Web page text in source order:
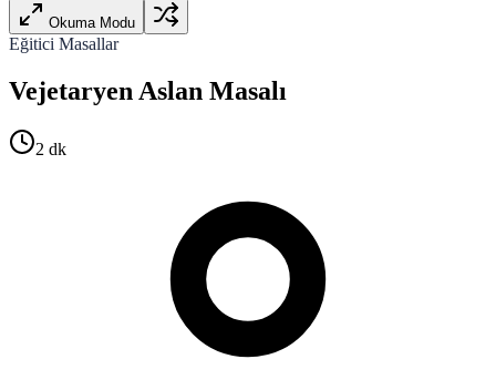
Okuma Modu
Eğitici Masallar
Vejetaryen Aslan Masalı
2 dk